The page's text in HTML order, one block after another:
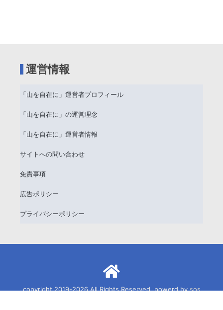
運営情報
「山を自在に」運営者プロフィール
「山を自在に」の運営理念
「山を自在に」運営者情報
サイトへの問い合わせ
免責事項
広告ポリシー
プライバシーポリシー
copyright 2019-2026 All Rights Reserved. powerd bysos